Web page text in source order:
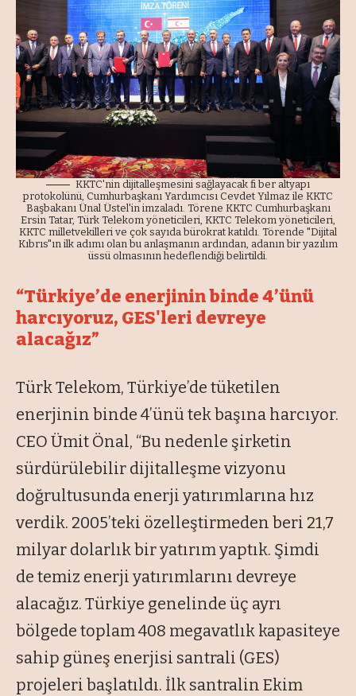
KKTC'nin dijitalleşmesini sağlayacak fi ber altyapı
protokolünü, Cumhurbaşkanı Yardımcısı Cevdet Yılmaz ile KKTC
Başbakanı Ünal Üstel'in imzaladı. Törene KKTC Cumhurbaşkanı
Ersin Tatar, Türk Telekom yöneticileri, KKTC Telekom yöneticileri,
KKTC milletvekilleri ve çok sayıda bürokrat katıldı. Törende "Dijital
Kıbrıs"ın ilk adımı olan bu anlaşmanın ardından, adanın bir yazılım
üssü olmasının hedeflendiği belirtildi.
“Türkiye’de enerjinin binde 4’ünü
harcıyoruz, GES'leri devreye
alacağız”
Türk Telekom, Türkiye’de tüketilen
enerjinin binde 4’ünü tek başına harcıyor.
CEO Ümit Önal, “Bu nedenle şirketin
sürdürülebilir dijitalleşme vizyonu
doğrultusunda enerji yatırımlarına hız
verdik. 2005’teki özelleştirmeden beri 21,7
milyar dolarlık bir yatırım yaptık. Şimdi
de temiz enerji yatırımlarını devreye
alacağız. Türkiye genelinde üç ayrı
bölgede toplam 408 megavatlık kapasiteye
sahip güneş enerjisi santrali (GES)
projeleri başlatıldı. İlk santralin Ekim